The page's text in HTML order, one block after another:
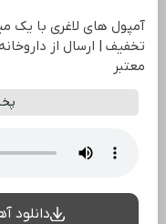
آمپول های لاغری با یک
تخفیف | ارسال از
معتبر
دانلود